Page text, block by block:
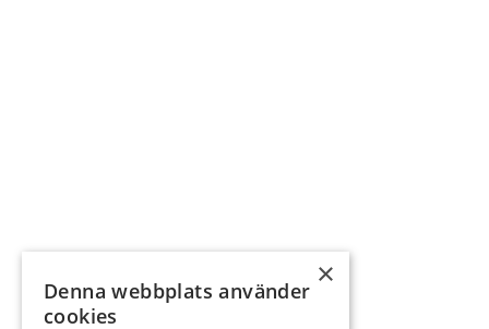
×
Denna webbplats använder
cookies